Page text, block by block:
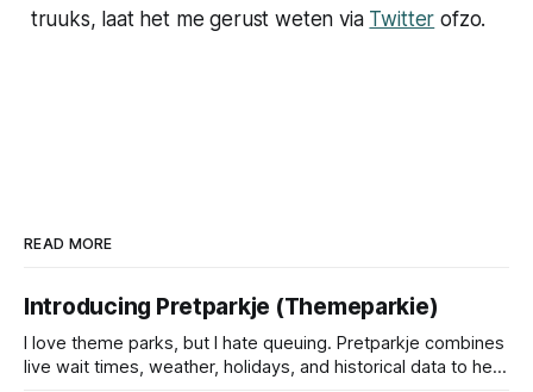
truuks, laat het me gerust weten via Twitter ofzo.
READ MORE
Introducing Pretparkje (Themeparkie)
I love theme parks, but I hate queuing. Pretparkje combines
live wait times, weather, holidays, and historical data to help